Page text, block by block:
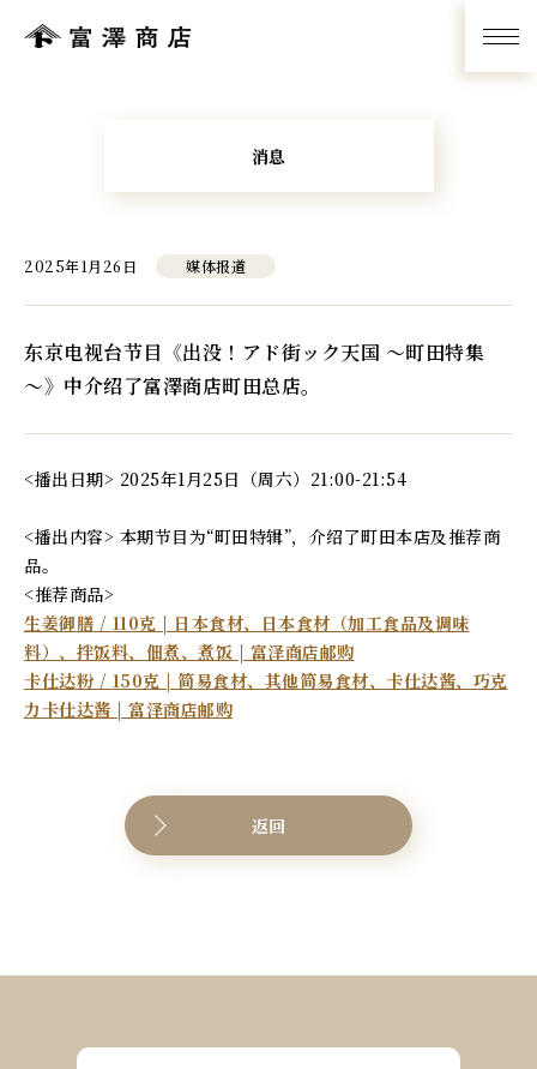
消息
2025年1月26日 媒体报道
东京电视台节目《出没！アド街ック天国 ～町田特集
～》中介绍了富澤商店町田总店。
<播出日期> 2025年1月25日（周六）21:00-21:54
<播出内容> 本期节目为“町田特辑”，介绍了町田本店及推荐商
品。
<推荐商品>
生姜御膳 / 110克 | 日本食材、日本食材（加工食品及调味
料）、拌饭料、佃煮、煮饭 | 富泽商店邮购
卡仕达粉 / 150克 | 简易食材、其他简易食材、卡仕达酱、巧克
力卡仕达酱 | 富泽商店邮购
返回